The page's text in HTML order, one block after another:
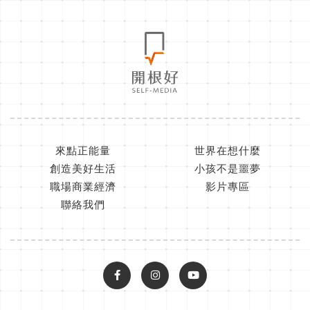
來點正能量
世界在想什麼
創造美好生活
小孩不是噩夢
職場商業經濟
影片專區
聯絡我們